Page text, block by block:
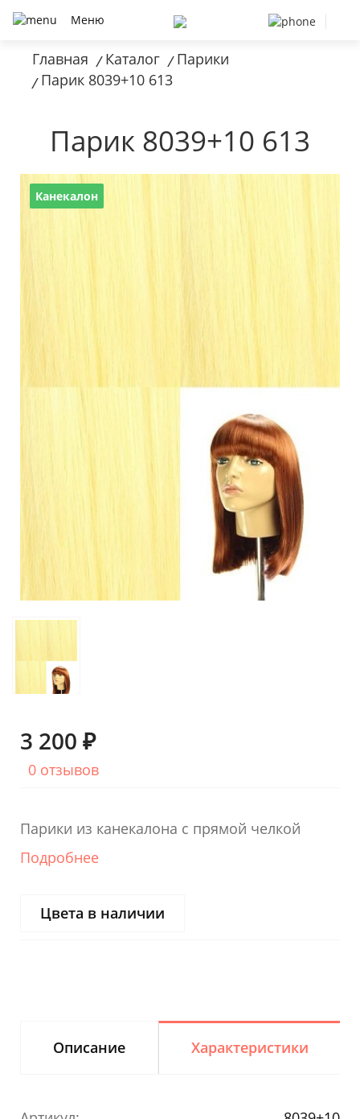
Меню
Главная / Каталог / Парики
/ Парик 8039+10 613
Парик 8039+10 613
Канекалон
3 200 ₽
0 отзывов
Парики из канекалона с прямой челкой
Подробнее
Цвета в наличии
Описание Характеристики